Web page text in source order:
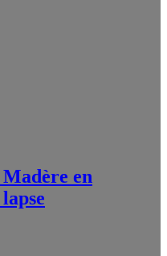
en